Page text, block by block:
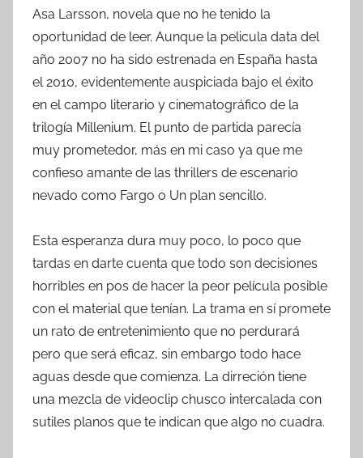
Asa Larsson, novela que no he tenido la
oportunidad de leer. Aunque la pelicula data del
año 2007 no ha sido estrenada en España hasta
el 2010, evidentemente auspiciada bajo el éxito
en el campo literario y cinematográfico de la
trilogía Millenium. El punto de partida parecía
muy prometedor, más en mi caso ya que me
confieso amante de las thrillers de escenario
nevado como Fargo o Un plan sencillo.
Esta esperanza dura muy poco, lo poco que
tardas en darte cuenta que todo son decisiones
horribles en pos de hacer la peor película posible
con el material que tenían. La trama en sí promete
un rato de entretenimiento que no perdurará
pero que será eficaz, sin embargo todo hace
aguas desde que comienza. La dirreción tiene
una mezcla de videoclip chusco intercalada con
sutiles planos que te indican que algo no cuadra.